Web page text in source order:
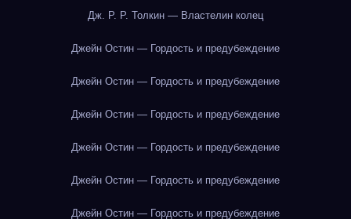
Дж. Р. Р. Толкин — Властелин колец
Джейн Остин — Гордость и предубеждение
Джейн Остин — Гордость и предубеждение
Джейн Остин — Гордость и предубеждение
Джейн Остин — Гордость и предубеждение
Джейн Остин — Гордость и предубеждение
Джейн Остин — Гордость и предубеждение